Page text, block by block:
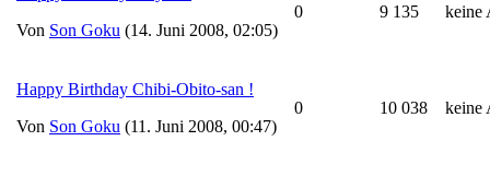
Von Son Goku (14. Juni 2008, 02:05)
0 9 135 keine
Happy Birthday Chibi-Obito-san !
Von Son Goku (11. Juni 2008, 00:47)
0 10 038 keine